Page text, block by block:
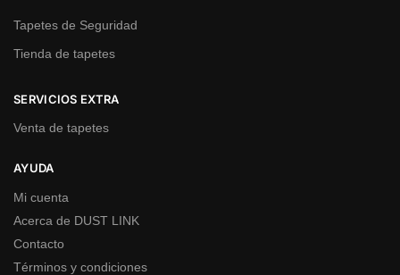
Tapetes de Seguridad
Tienda de tapetes
SERVICIOS EXTRA
Venta de tapetes
AYUDA
Mi cuenta
Acerca de DUST LINK
Contacto
Términos y condiciones